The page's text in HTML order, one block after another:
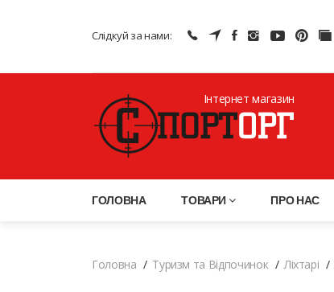
Слідкуй за нами:
Інтернет магазин
ГОЛОВНА ТОВАРИ ПРО НАС
Головна Туризм та Відпочинок Ліхтарі